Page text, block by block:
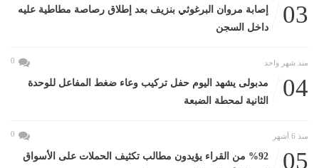
03
إصابة مروان البرغوثي بنزيف بعد إطلاق رصاصة مطاطية عليه
داخل السجن
منذ شهر واحد 0
04
مدبولى يشهد اليوم حفل تركيب وعاء ضغط المفاعل للوحدة
الثانية لمحطة الضبعة
منذ 6 أشهر 0
05
%92 من القراء يؤيدون مطالب تكثيف الحملات على الأسواق